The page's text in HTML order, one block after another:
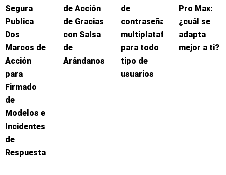
Segura
Publica
Dos
Marcos de
Acción
para
Firmado
de
Modelos e
Incidentes
de
Respuesta
de Acción
de Gracias
con Salsa
de
Arándanos
de
contraseñas
multiplataforma
para todo
tipo de
usuarios
Pro Max:
¿cuál se
adapta
mejor a ti?